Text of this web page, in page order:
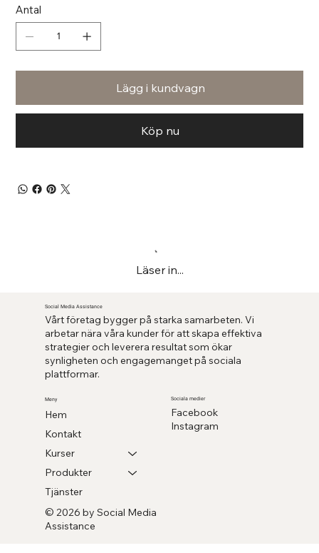
Antal
Lägg i kundvagn
Köp nu
Läser in...
Social Media Assistance
Vårt företag bygger på starka samarbeten. Vi
arbetar nära våra kunder för att skapa effektiva
strategier och leverera resultat som ökar
synligheten och engagemanget på sociala
plattformar.
Meny
Hem
Kontakt
Kurser
Produkter
Tjänster
Sociala medier
Facebook
Instagram
© 2026 by Social Media
Assistance